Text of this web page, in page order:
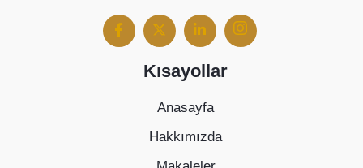
Kısayollar
Anasayfa
Hakkımızda